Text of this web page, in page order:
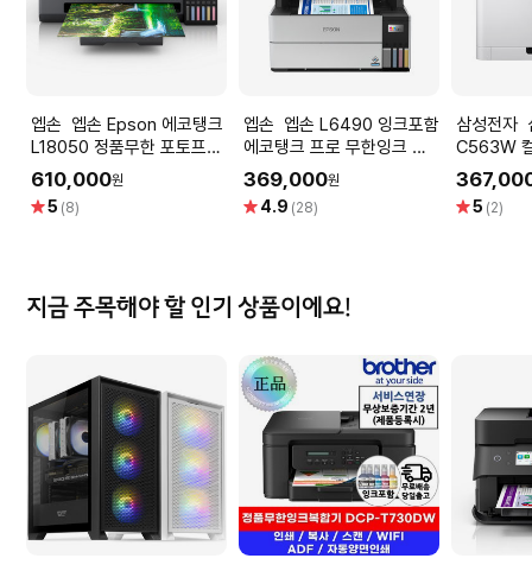
엡손 엡손 Epson 에코탱크
L18050 정품무한 포토프린
터 잉크젯프린터 컬러프린터
A3출력 잉크포함
610,000원
별5 (8)
엡손 엡손 L6490 잉크포함
에코탱크 프로 무한잉크 프
린터 복합기 자동양면인쇄
팩스
369,000원
별 4.9 (28)
삼성전자 삼성전자 SL-
C563W
기 프린터
별5 (2)
지금 주목해야 할 인기 상품이에요!